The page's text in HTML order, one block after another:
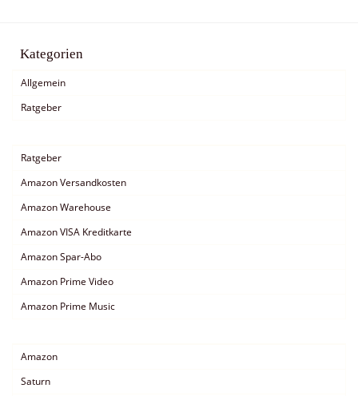
Kategorien
Allgemein
Ratgeber
Ratgeber
Amazon Versandkosten
Amazon Warehouse
Amazon VISA Kreditkarte
Amazon Spar-Abo
Amazon Prime Video
Amazon Prime Music
Amazon
Saturn